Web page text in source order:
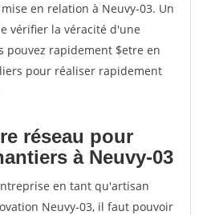
en relation à Neuvy-03. Un
vérifier la véracité d'une
pouvez rapidement $etre en
pour réaliser rapidement
réseau pour
à Neuvy-03
en tant qu'artisan
Neuvy-03, il faut pouvoir